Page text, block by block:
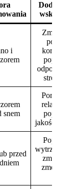
Dodatkowe
wskazówki
i
Zmniejsza
poziom
kortyzolu,
poprawia
odporność na
stres [5].
snem
Pomaga w
relaksacji i
poprawia
jakość snu
przed
Poprawia
zmniejsza
zmęczenie